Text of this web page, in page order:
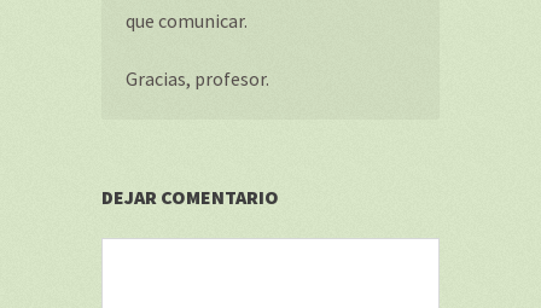
que comunicar.
Gracias, profesor.
DEJAR COMENTARIO